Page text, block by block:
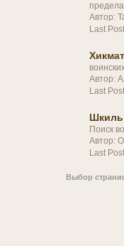
Автор:
Last
Автор:
Last
Шкиль
Поиск
Автор:
Last
Выбор